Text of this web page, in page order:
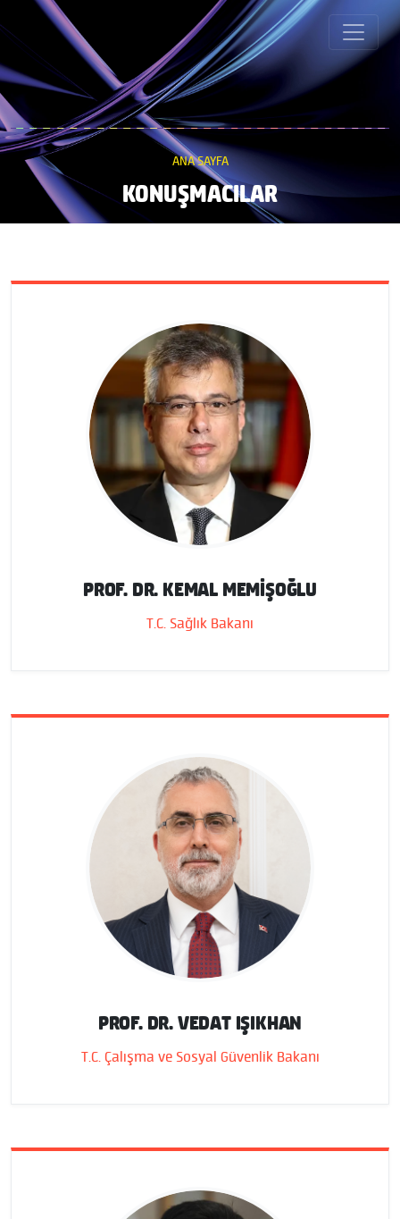
ANA SAYFA
KONUŞMACILAR
PROF. DR. KEMAL MEMİŞOĞLU
T.C. Sağlık Bakanı
PROF. DR. VEDAT IŞIKHAN
T.C. Çalışma ve Sosyal Güvenlik Bakanı